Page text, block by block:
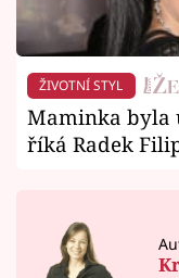
ŽIVOTNÍ STYL
Maminka byla
říká Radek